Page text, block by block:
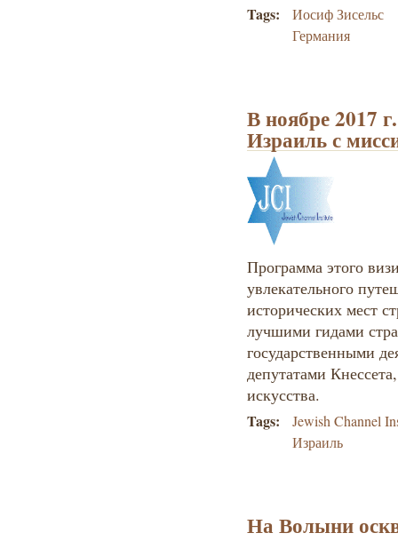
Tags:
Иосиф Зисельс
Германия
В ноябре 2017
Израиль с
Программа этого
увлекательного
исторических мест
лучшими гидами
государственными
депутатами
искусства.
Tags:
Jewish Channel
Израиль
На Волыни